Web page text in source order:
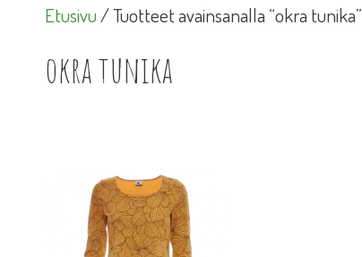
Etusivu/ Tuotteet avainsanalla “okra tunika”
okra tunika
tuotteella